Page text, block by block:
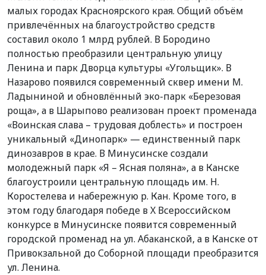
малых городах Красноярского края. Общий объём
привлечённых на благоустройство средств
составил около 1 млрд рублей. В Бородино
полностью преобразили центральную улицу
Ленина и парк Дворца культуры «Угольщик». В
Назарово появился современный сквер имени М.
Ладыниной и обновлённый эко-парк «Березовая
роща», а в Шарыпово реализован проект променада
«Воинская слава – трудовая доблесть» и построен
уникальный «Динопарк» — единственный парк
динозавров в крае. В Минусинске создали
молодежный парк «Я – Ясная поляна», а в Канске
благоустроили центральную площадь им. Н.
Коростелева и набережную р. Кан. Кроме того, в
этом году благодаря победе в X Всероссийском
конкурсе в Минусинске появится современный
городской променад на ул. Абаканской, а в Канске от
Привокзальной до Соборной площади преобразится
ул. Ленина.